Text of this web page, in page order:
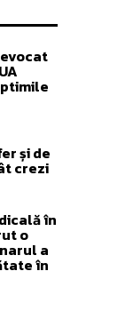
și de
crezi
în
o
a
în